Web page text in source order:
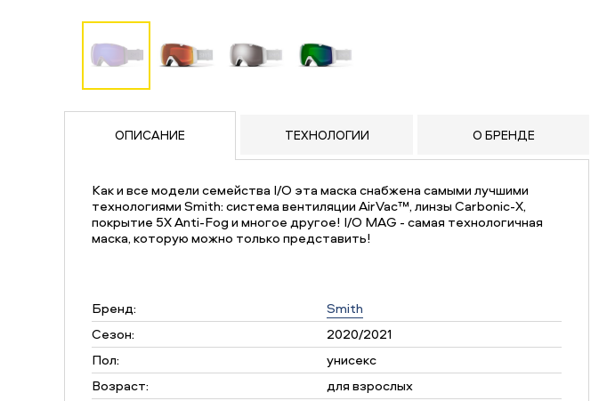
ОПИСАНИЕ ТЕХНОЛОГИИ О БРЕНДЕ
Как и все модели семейства I/O эта маска снабжена самыми лучшими
технологиями Smith: система вентиляции AirVac™, линзы Carbonic-X,
покрытие 5X Anti-Fog и многое другое! I/O MAG - самая технологичная
маска, которую можно только представить!
Бренд:
Smith
Сезон:
2020/2021
Пол:
унисекс
Возраст:
для взрослых